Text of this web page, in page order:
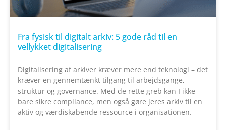
Fra fysisk til digitalt arkiv: 5 gode råd til en
vellykket digitalisering
Digitalisering af arkiver kræver mere end teknologi – det
kræver en gennemtænkt tilgang til arbejdsgange,
struktur og governance. Med de rette greb kan I ikke
bare sikre compliance, men også gøre jeres arkiv til en
aktiv og værdiskabende ressource i organisationen.